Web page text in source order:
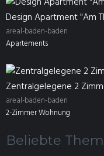
Design Apartment "Am
areal-baden-baden
Apartements
Zentralgelegene 2
areal-baden-baden
2-Zimmer Wohnung
Beliebte